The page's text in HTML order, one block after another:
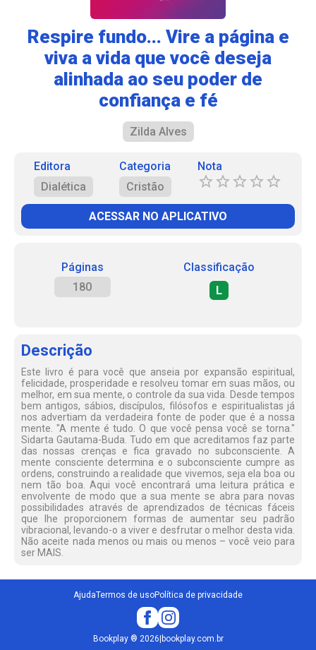
Respire fundo... Vire a página e
viva a vida que você deseja
alinhada ao seu poder de
confiança e fé
Zilda Alves
Editora
Dialética
Categoria
Cristão
Nota
ACESSAR NO APLICATIVO
Páginas
180
Classificação
L
Descrição
Este livro é para você que anseia por expansão espiritual,
felicidade, prosperidade e resolveu tomar em suas mãos, ou
melhor, em sua mente, o controle da sua vida. Desde tempos
bem antigos, sábios, discípulos, filósofos e espiritualistas já
nos advertiam da verdadeira fonte de poder que é a nossa
mente. "A mente é tudo. O que você pensa você se torna."
Sidarta Gautama-Buda. Tudo em que acreditamos faz parte
das nossas crenças e fica gravado no subconsciente. A
mente consciente determina e o subconsciente cumpre as
ordens, construindo a realidade que vivemos, seja ela boa ou
nem tão boa. Aqui você encontrará uma leitura prática e
envolvente de modo que a sua mente se abra para novas
possibilidades através de aprendizados de técnicas fáceis
que lhe proporcionem formas de aumentar seu padrão
vibracional, levando-o a viver e desfrutar o melhor desta vida.
Não aceite nada menos ou mais ou menos – você veio para
ser MAIS.
AjudaTermos de usoPolítica de privacidade
Bookplay® 2026 bookplay.com.br